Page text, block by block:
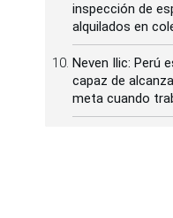
inspección de
alquilados en
Neven Ilic: Perú
capaz de
meta cuando